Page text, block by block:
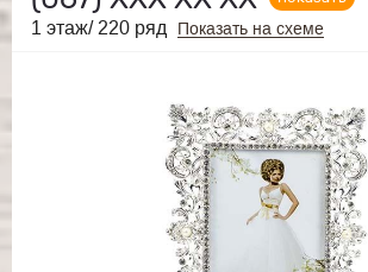
1 этаж/ 220 ряд
Показать на схеме